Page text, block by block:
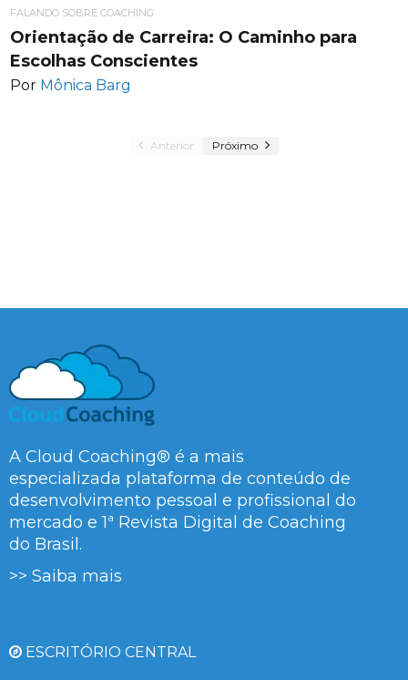
FALANDO SOBRE COACHING
Orientação de Carreira: O Caminho para
Escolhas Conscientes
Por Mônica Barg
Anterior Próximo
A Cloud Coaching® é a mais
especializada plataforma de conteúdo de
desenvolvimento pessoal e profissional do
mercado e 1ª Revista Digital de Coaching
do Brasil.
>> Saiba mais
ESCRITÓRIO CENTRAL